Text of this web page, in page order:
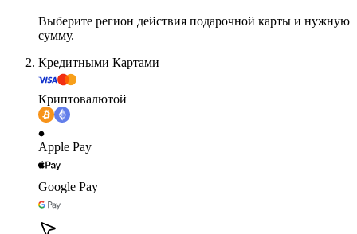
Выберите регион действия подарочной карты и нужную
сумму.
Кредитными Картами
Криптовалютой
Apple Pay
Google Pay